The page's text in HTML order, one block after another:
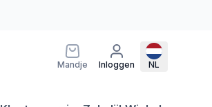
Mandje Inloggen NL